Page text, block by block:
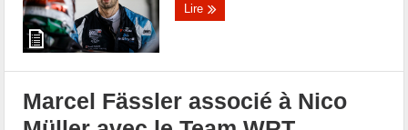
Lire
Marcel Fässler associé à Nico